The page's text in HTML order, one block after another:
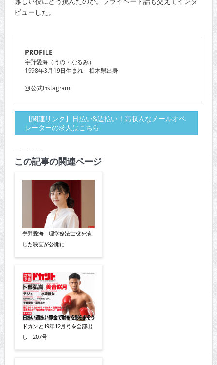
ビューした。
PROFILE
宇野愛海（うの・なるみ）
1998年3月19日生まれ 栃木県出身
公式Instagram
【関連リンク】日払い&週払い！高収入なメールオペ
レーターの求人はこちら
————
この記事の関連ページ
宇野愛海 理学療法士役を演
じた映画が公開に
ドカンと19年12月号を全部出
し 207号